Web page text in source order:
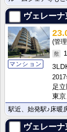
ヴェレー
マンション
2017
足
東
駅近、始発駅♪床暖
ヴェレー